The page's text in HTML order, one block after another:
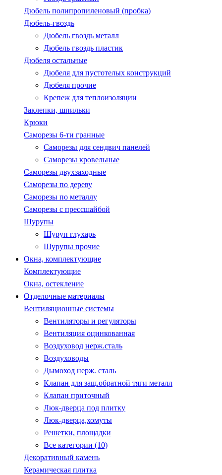
Дюбель полипропиленовый (пробка)
Дюбель-гвоздь
Дюбель гвоздь металл
Дюбель гвоздь пластик
Дюбеля остальные
Дюбеля для пустотелых конструкций
Дюбеля прочие
Крепеж для теплоизоляции
Заклепки, шпильки
Крюки
Саморезы 6-ти гранные
Саморезы для сендвич панелей
Саморезы кровельные
Саморезы двухзаходные
Саморезы по дереву
Саморезы по металлу
Саморезы с пресcшайбой
Шурупы
Шуруп глухарь
Шурупы прочие
Окна, комплектующие
Комплектующие
Окна, остекление
Отделочные материалы
Вентиляционные системы
Вентиляторы и регуляторы
Вентиляция оцинкованная
Воздуховод нерж.сталь
Воздуховоды
Дымоход нерж. сталь
Клапан для защ.обратной тяги металл
Клапан приточный
Люк-дверца под плитку
Люк-дверца,хомуты
Решетки, площадки
Все категории (10)
Декоративный камень
Керамическая плитка